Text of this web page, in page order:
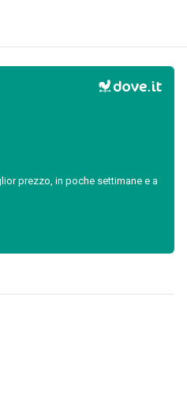
prezzo, in poche settimane e a